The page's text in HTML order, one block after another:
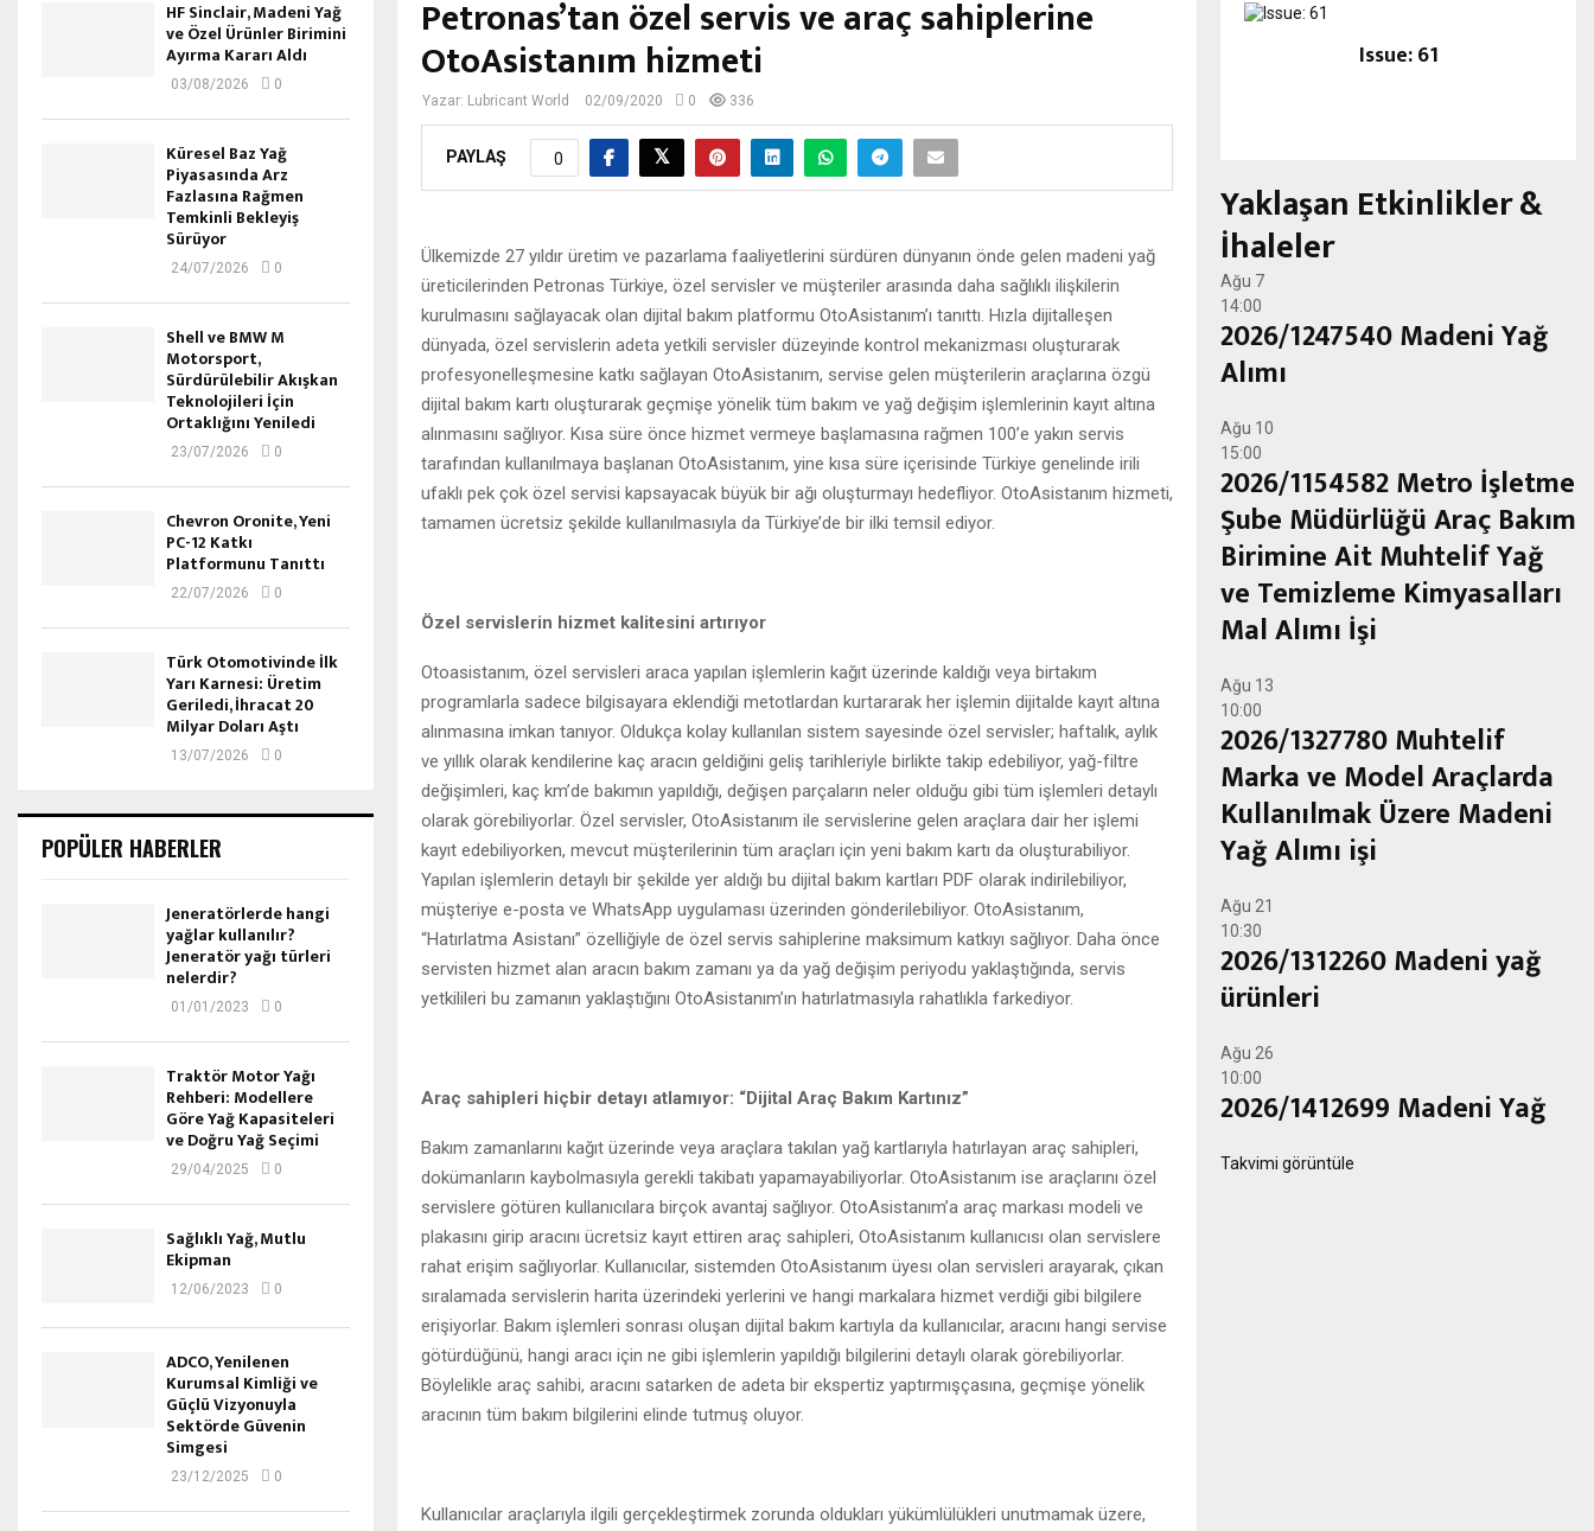
Petronas’tan özel servis ve araç sahiplerine
OtoAsistanım hizmeti
Yazar: Lubricant World 02/09/2020 0 336
PAYLAŞ 0
Ülkemizde 27 yıldır üretim ve pazarlama faaliyetlerini sürdüren dünyanın önde gelen madeni yağ
üreticilerinden Petronas Türkiye, özel servisler ve müşteriler arasında daha sağlıklı ilişkilerin
kurulmasını sağlayacak olan dijital bakım platformu OtoAsistanım’ı tanıttı. Hızla dijitalleşen
dünyada, özel servislerin adeta yetkili servisler düzeyinde kontrol mekanizması oluşturarak
profesyonelleşmesine katkı sağlayan OtoAsistanım, servise gelen müşterilerin araçlarına özgü
dijital bakım kartı oluşturarak geçmişe yönelik tüm bakım ve yağ değişim işlemlerinin kayıt altına
alınmasını sağlıyor. Kısa süre önce hizmet vermeye başlamasına rağmen 100’e yakın servis
tarafından kullanılmaya başlanan OtoAsistanım, yine kısa süre içerisinde Türkiye genelinde irili
ufaklı pek çok özel servisi kapsayacak büyük bir ağı oluşturmayı hedefliyor. OtoAsistanım hizmeti,
tamamen ücretsiz şekilde kullanılmasıyla da Türkiye’de bir ilki temsil ediyor.
Özel servislerin hizmet kalitesini artırıyor
Otoasistanım, özel servisleri araca yapılan işlemlerin kağıt üzerinde kaldığı veya birtakım
programlarla sadece bilgisayara eklendiği metotlardan kurtararak her işlemin dijitalde kayıt altına
alınmasına imkan tanıyor. Oldukça kolay kullanılan sistem sayesinde özel servisler; haftalık, aylık
ve yıllık olarak kendilerine kaç aracın geldiğini geliş tarihleriyle birlikte takip edebiliyor, yağ-filtre
değişimleri, kaç km’de bakımın yapıldığı, değişen parçaların neler olduğu gibi tüm işlemleri detaylı
olarak görebiliyorlar. Özel servisler, OtoAsistanım ile servislerine gelen araçlara dair her işlemi
kayıt edebiliyorken, mevcut müşterilerinin tüm araçları için yeni bakım kartı da oluşturabiliyor.
Yapılan işlemlerin detaylı bir şekilde yer aldığı bu dijital bakım kartları PDF olarak indirilebiliyor,
müşteriye e-posta ve WhatsApp uygulaması üzerinden gönderilebiliyor. OtoAsistanım,
“Hatırlatma Asistanı” özelliğiyle de özel servis sahiplerine maksimum katkıyı sağlıyor. Daha önce
servisten hizmet alan aracın bakım zamanı ya da yağ değişim periyodu yaklaştığında, servis
yetkilileri bu zamanın yaklaştığını OtoAsistanım’ın hatırlatmasıyla rahatlıkla farkediyor.
Araç sahipleri hiçbir detayı atlamıyor: “Dijital Araç Bakım Kartınız”
Bakım zamanlarını kağıt üzerinde veya araçlara takılan yağ kartlarıyla hatırlayan araç sahipleri,
dokümanların kaybolmasıyla gerekli takibatı yapamayabiliyorlar. OtoAsistanım ise araçlarını özel
servislere götüren kullanıcılara birçok avantaj sağlıyor. OtoAsistanım’a araç markası modeli ve
plakasını girip aracını ücretsiz kayıt ettiren araç sahipleri, OtoAsistanım kullanıcısı olan servislere
rahat erişim sağlıyorlar. Kullanıcılar, sistemden OtoAsistanım üyesı olan servisleri arayarak, çıkan
sıralamada servislerin harita üzerindeki yerlerini ve hangi markalara hizmet verdiği gibi bilgilere
erişiyorlar. Bakım işlemleri sonrası oluşan dijital bakım kartıyla da kullanıcılar, aracını hangi servise
götürdüğünü, hangi aracı için ne gibi işlemlerin yapıldığı bilgilerini detaylı olarak görebiliyorlar.
Böylelikle araç sahibi, aracını satarken de adeta bir ekspertiz yaptırmışçasına, geçmişe yönelik
aracının tüm bakım bilgilerini elinde tutmuş oluyor.
Kullanıcılar araçlarıyla ilgili gerçekleştirmek zorunda oldukları yükümlülükleri unutmamak üzere,
HF Sinclair, Madeni Yağ
ve Özel Ürünler Birimini
Ayırma Kararı Aldı
03/08/2026 0
Küresel Baz Yağ
Piyasasında Arz
Fazlasına Rağmen
Temkinli Bekleyiş
Sürüyor
24/07/2026 0
Shell ve BMW M
Motorsport,
Sürdürülebilir Akışkan
Teknolojileri İçin
Ortaklığını Yeniledi
23/07/2026 0
Chevron Oronite, Yeni
PC-12 Katkı
Platformunu Tanıttı
22/07/2026 0
Türk Otomotivinde İlk
Yarı Karnesi: Üretim
Geriledi, İhracat 20
Milyar Doları Aştı
13/07/2026 0
POPÜLER HABERLER
Jeneratörlerde hangi
yağlar kullanılır?
Jeneratör yağı türleri
nelerdir?
01/01/2023 0
Traktör Motor Yağı
Rehberi: Modellere
Göre Yağ Kapasiteleri
ve Doğru Yağ Seçimi
29/04/2025 0
Sağlıklı Yağ, Mutlu
Ekipman
12/06/2023 0
ADCO, Yenilenen
Kurumsal Kimliği ve
Güçlü Vizyonuyla
Sektörde Güvenin
Simgesi
23/12/2025 0
Issue: 61
Yaklaşan Etkinlikler &
İhaleler
Ağu 7
14:00
2026/1247540 Madeni Yağ
Alımı
Ağu 10
15:00
2026/1154582 Metro İşletme
Şube Müdürlüğü Araç Bakım
Birimine Ait Muhtelif Yağ
ve Temizleme Kimyasalları
Mal Alımı İşi
Ağu 13
10:00
2026/1327780 Muhtelif
Marka ve Model Araçlarda
Kullanılmak Üzere Madeni
Yağ Alımı işi
Ağu 21
10:30
2026/1312260 Madeni yağ
ürünleri
Ağu 26
10:00
2026/1412699 Madeni Yağ
Takvimi görüntüle